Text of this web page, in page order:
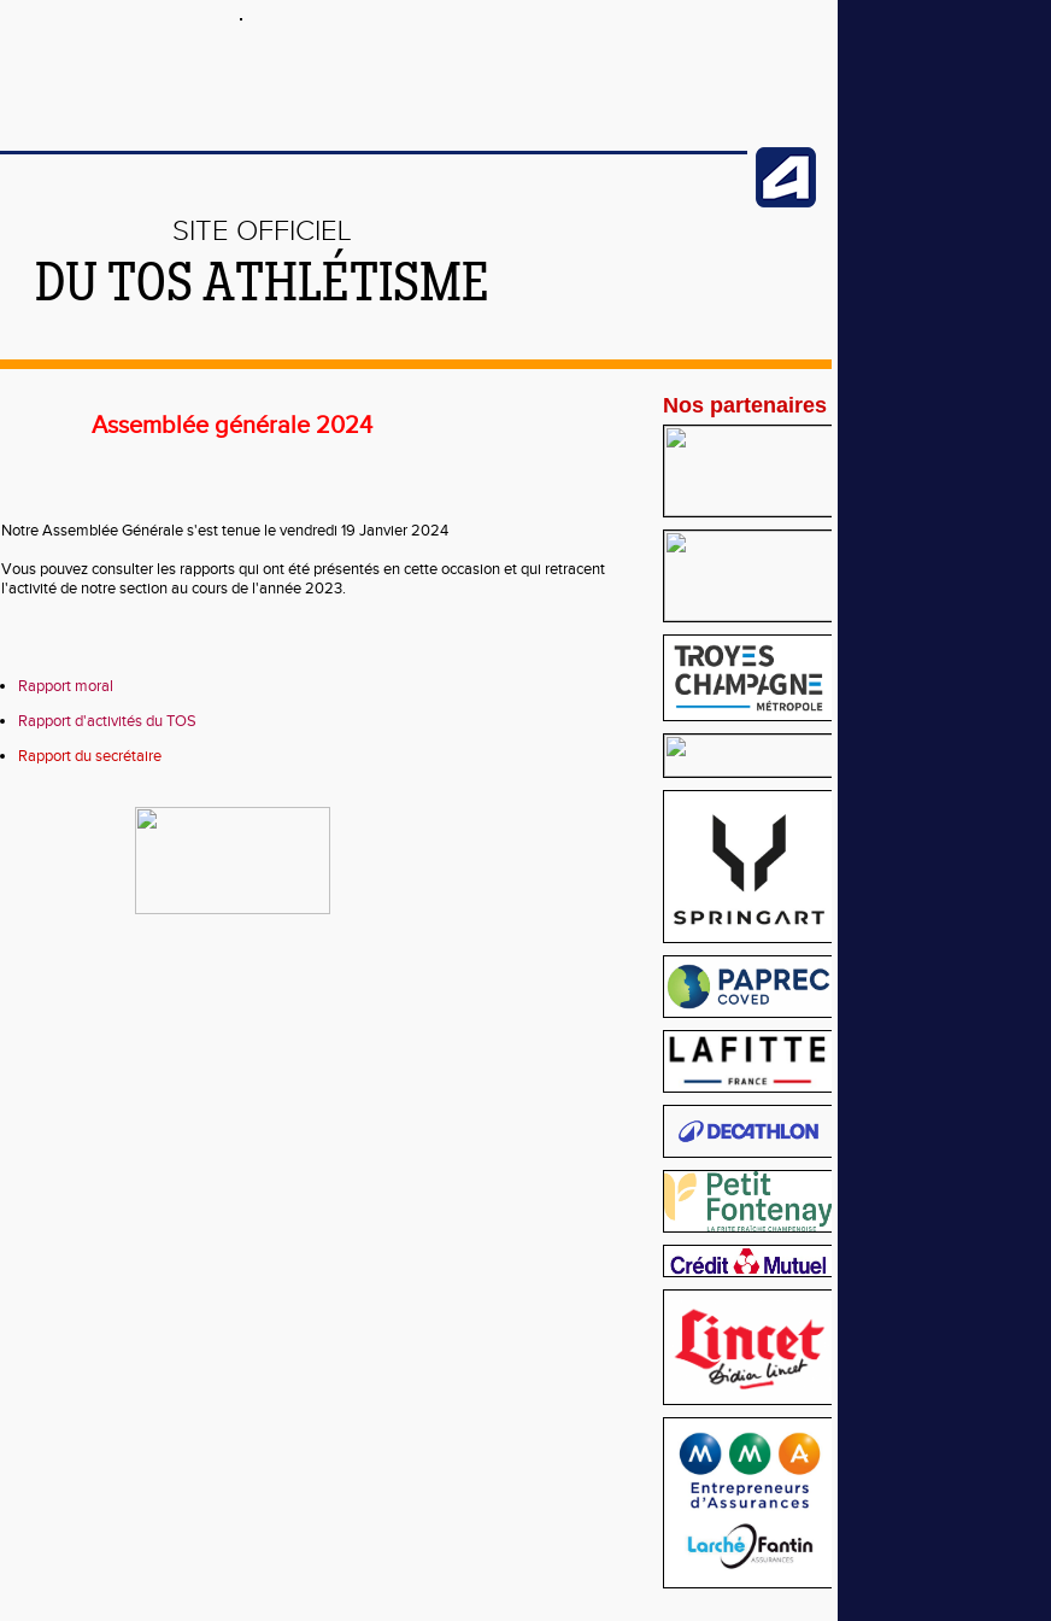
SITE OFFICIEL
DU TOS ATHLÉTISME
Assemblée générale 2024
Notre Assemblée Générale s'est tenue le vendredi 19 Janvier 2024
Vous pouvez consulter les rapports qui ont été présentés en cette occasion et qui retracent
l'activité de notre section au cours de l'année 2023.
Rapport moral
Rapport d'activités du TOS
Rapport du secrétaire
Nos partenaires